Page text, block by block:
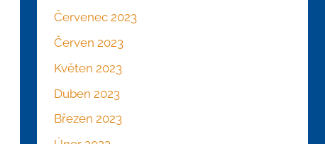
Červenec 2023
Červen 2023
Květen 2023
Duben 2023
Březen 2023